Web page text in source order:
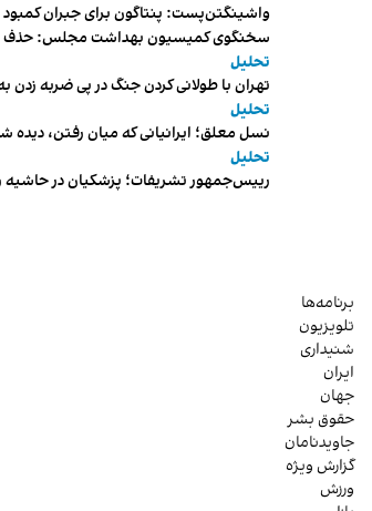
واشینگتن‌پست: پنتاگون برای جبران
سخنگوی کمیسیون بهداشت مجلس: حذف ارز دارو می‌تواند ۱۴۰۶ را به «سال
تحلیل
تهران با طولانی کردن جنگ در پی ضربه زدن
تحلیل
نسل معلق؛ ایرانیانی که میان رفتن،
تحلیل
رییس‌جمهور تشریفات؛ پزشکیان در حاشیه
برنامه‌ها
تلویزیون
شنیداری
ایران
جهان
حقوق بشر
جاویدنامان
گزارش ویژه
ورزش